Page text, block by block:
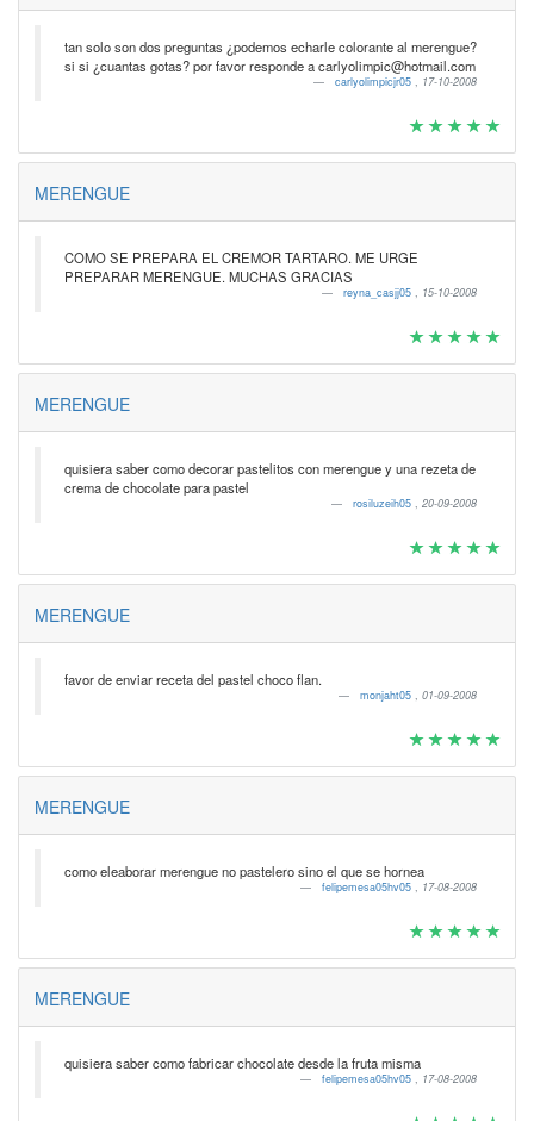
tan solo son dos preguntas ¿podemos echarle colorante al merengue?
si si ¿cuantas gotas? por favor responde a carlyolimpic@hotmail.com
carlyolimpicjr05 , 17-10-2008
MERENGUE
COMO SE PREPARA EL CREMOR TARTARO. ME URGE
PREPARAR MERENGUE. MUCHAS GRACIAS
reyna_casjj05 , 15-10-2008
MERENGUE
quisiera saber como decorar pastelitos con merengue y una rezeta de
crema de chocolate para pastel
rosiluzeih05 , 20-09-2008
MERENGUE
favor de enviar receta del pastel choco flan.
monjaht05 , 01-09-2008
MERENGUE
como eleaborar merengue no pastelero sino el que se hornea
felipemesa05hv05 , 17-08-2008
MERENGUE
quisiera saber como fabricar chocolate desde la fruta misma
felipemesa05hv05 , 17-08-2008